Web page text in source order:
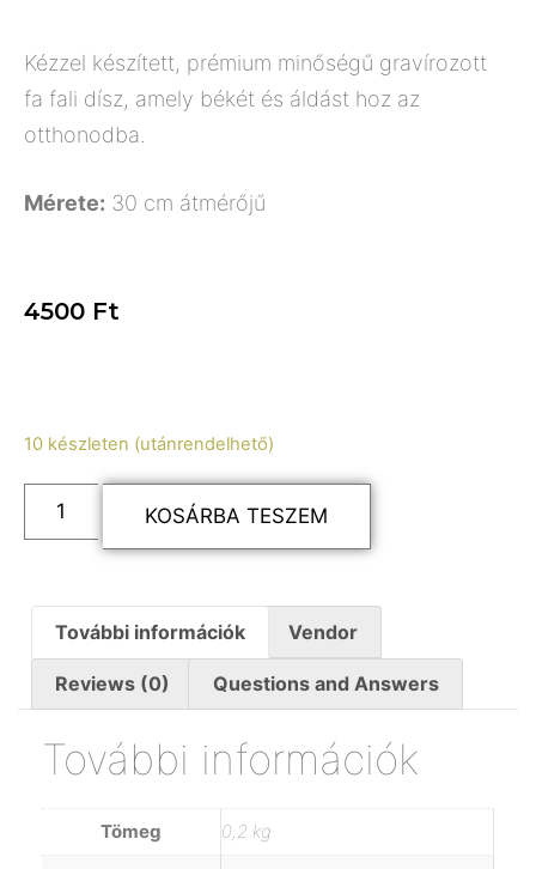
Kézzel készített, prémium minőségű gravírozott
fa fali dísz, amely békét és áldást hoz az
otthonodba.
Mérete: 30 cm átmérőjű
4500 Ft
10 készleten (utánrendelhető)
KOSÁRBA TESZEM
További információk Vendor
Reviews (0) Questions and Answers
További információk
Tömeg 0,2 kg